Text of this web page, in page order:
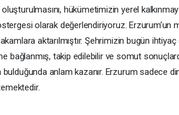
hükümetimizin yerel
olarak değerlendiriyoruz. Erzurum’un
aktarılmıştır. Şehrimizin bugün
bağlanmış, takip edilebilir ve somut
bulduğunda anlam kazanır. Erzurum sadece